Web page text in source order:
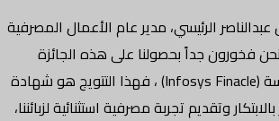
الرئيسي، مدير عام الأعمال المصرفية
فخورون جداً بحصولنا على هذه الجائزة
المرموقة من مؤسسة (Infosys Finacle) ، فهذا التتويج هو شهادة
وتقديم تجربة مصرفية استثنائية لزبائننا،